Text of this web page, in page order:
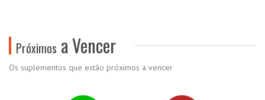
Próximos a Vencer
Os suplementos que estão próximos a vencer